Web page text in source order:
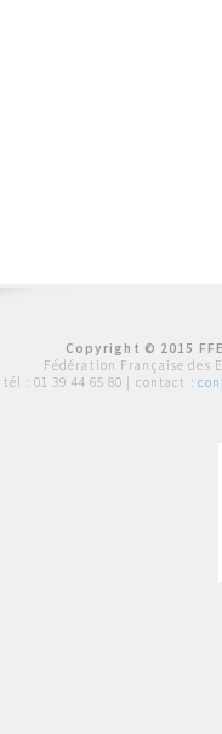
Copyright © 2015
Fédération Française des
tél : 01 39 44 65 80 | contact :